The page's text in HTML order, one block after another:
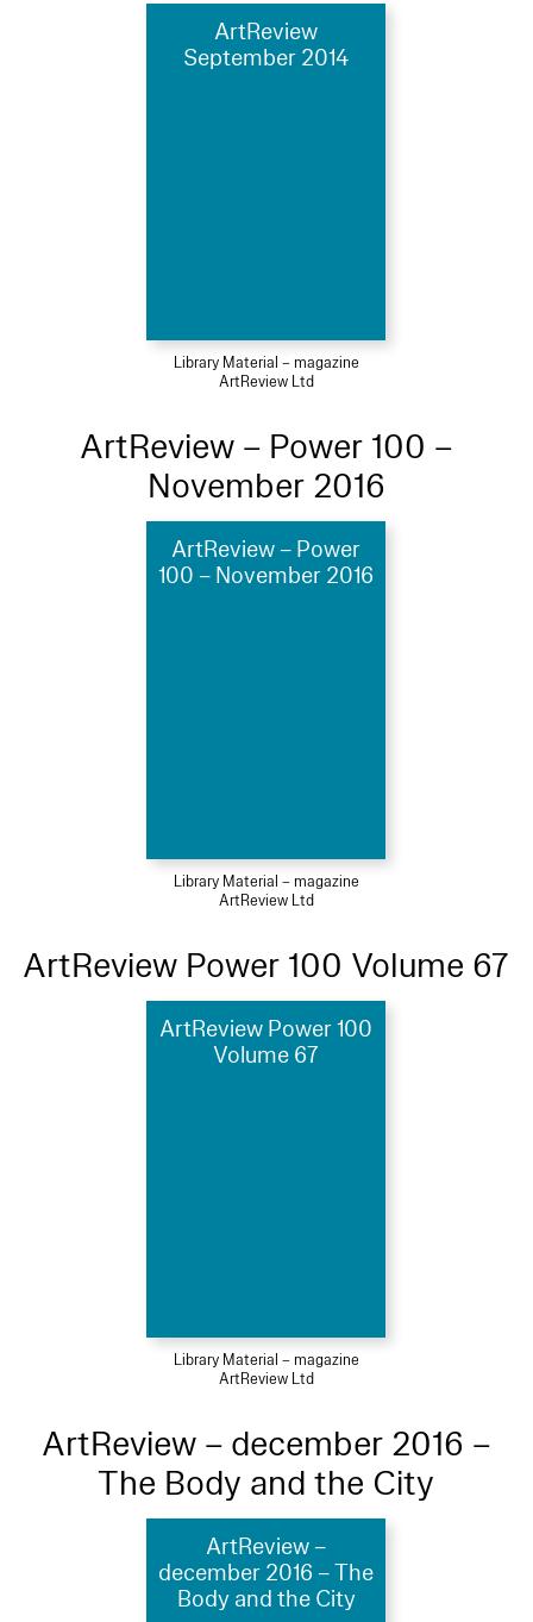
ArtReview
September 2014
Library Material – magazine
ArtReview Ltd
ArtReview – Power 100 –
November 2016
ArtReview – Power
100 – November 2016
Library Material – magazine
ArtReview Ltd
ArtReview Power 100 Volume 67
ArtReview Power 100
Volume 67
Library Material – magazine
ArtReview Ltd
ArtReview – december 2016 –
The Body and the City
ArtReview –
december 2016 – The
Body and the City